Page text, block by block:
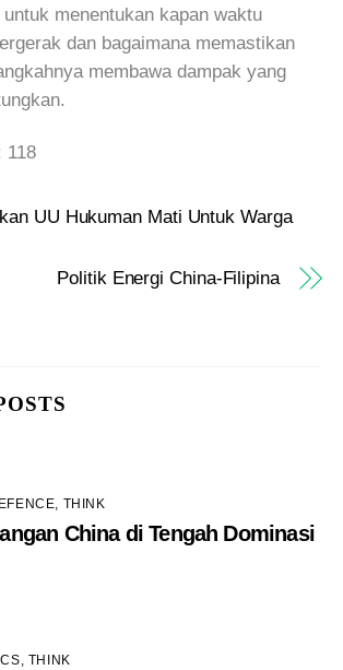
menentukan kapan waktu
dan bagaimana memastikan
membawa dampak yang
118
UU Hukuman Mati Untuk Warga
Politik Energi China-Filipina
THINK
China di Tengah Dominasi
THINK